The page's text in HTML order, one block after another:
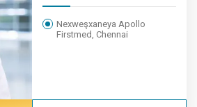
Nexweşxaneya Apollo
Firstmed, Chennai